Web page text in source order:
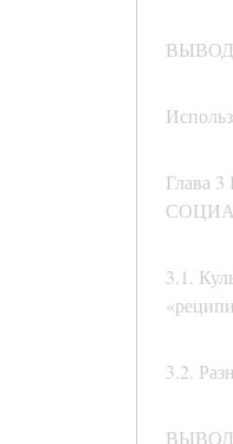
Глава
3.1.
3.2.